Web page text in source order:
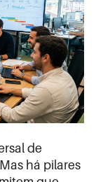
de
há pilares